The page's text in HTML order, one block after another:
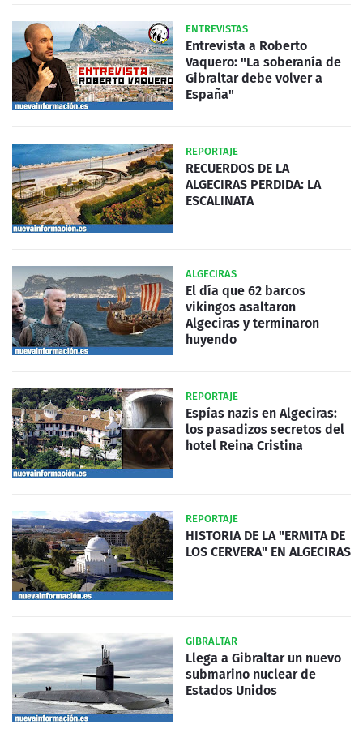
ENTREVISTAS
Entrevista a Roberto
Vaquero: "La soberanía de
Gibraltar debe volver a
España"
REPORTAJE
RECUERDOS DE LA
ALGECIRAS PERDIDA: LA
ESCALINATA
ALGECIRAS
El día que 62 barcos
vikingos asaltaron
Algeciras y terminaron
huyendo
REPORTAJE
Espías nazis en Algeciras:
los pasadizos secretos del
hotel Reina Cristina
REPORTAJE
HISTORIA DE LA "ERMITA DE
LOS CERVERA" EN ALGECIRAS
GIBRALTAR
Llega a Gibraltar un nuevo
submarino nuclear de
Estados Unidos